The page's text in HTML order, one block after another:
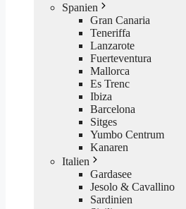
Spanien
Gran Canaria
Teneriffa
Lanzarote
Fuerteventura
Mallorca
Es Trenc
Ibiza
Barcelona
Sitges
Yumbo Centrum
Kanaren
Italien
Gardasee
Jesolo & Cavallino
Sardinien